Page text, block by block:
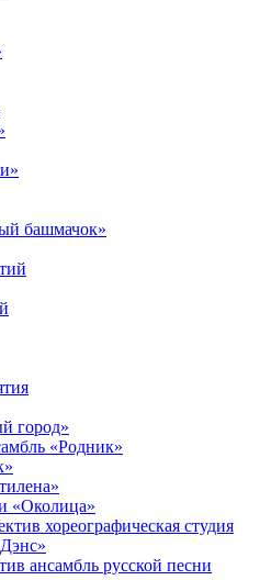
башмачок»
город»
«Родник»
«Околица»
хореографическая студия
ансамбль русской песни